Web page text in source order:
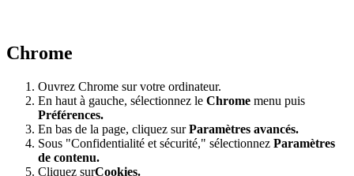
Chrome
Ouvrez Chrome sur votre ordinateur.
En haut à gauche, sélectionnez le Chrome menu puis
Préférences.
En bas de la page, cliquez surParamètres avancés.
Sous "Confidentialité et sécurité," sélectionnez Paramètres
de contenu.
Cliquez surCookies.